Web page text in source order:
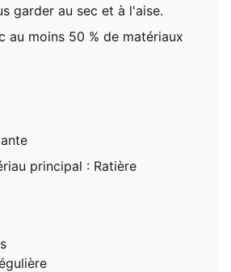
garder au sec et à l'aise.
au moins 50 % de matériaux
principal : Ratière